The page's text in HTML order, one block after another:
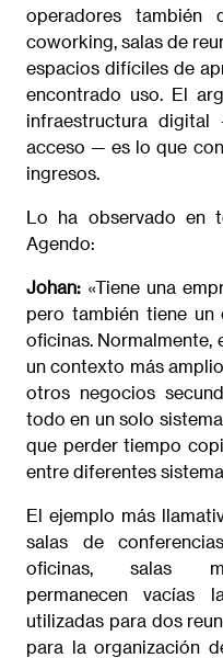
operadores también
coworking, salas de
espacios difíciles de
encontrado uso. El
infraestructura
acceso — es lo que
ingresos.
Lo ha observado en
Agendo:
Johan: «Tiene una
pero también tiene un
oficinas.
un contexto más
otros negocios
todo en un solo
que perder tiempo
entre diferentes
El ejemplo más
salas de
oficinas, salas
permanecen
utilizadas para dos
para la organización